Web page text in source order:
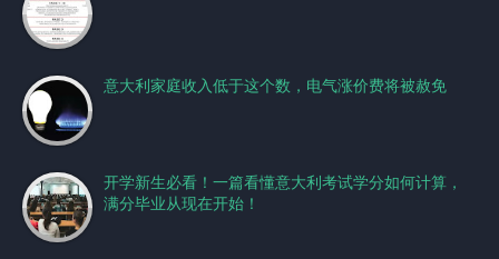
意大利家庭收入低于这个数，电气涨价费将被赦免
开学新生必看！一篇看懂意大利考试学分如何计算，
满分毕业从现在开始！